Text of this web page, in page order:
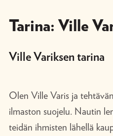
Tarina: Ville
Ville Variksen tarina
Olen Ville Varis ja
ilmaston suojelu. Nautin
teidän ihmisten lähellä